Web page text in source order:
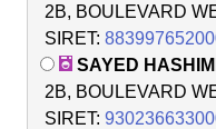
2B, BOULEVARD
SIRET:
SAYED HASHIMI
2B, BOULEVARD
SIRET: